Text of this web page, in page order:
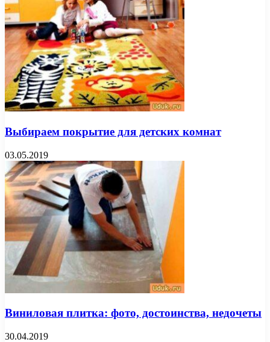
Выбираем покрытие для детских комнат
03.05.2019
Виниловая плитка: фото, достоинства, недочеты
30.04.2019